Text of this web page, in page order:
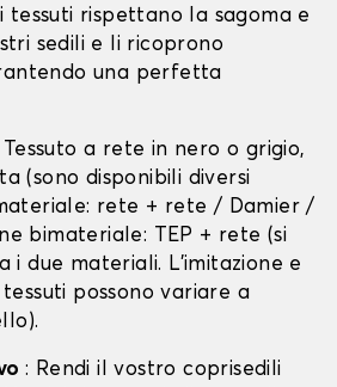
rispettano la sagoma e
sedili e li ricoprono
una perfetta
Tessuto a rete in nero o grigio,
(sono disponibili diversi
rete + rete / Damier /
bimateriale: TEP + rete (si
i due materiali. L'imitazione e
possono variare a
: Rendi il vostro coprisedili